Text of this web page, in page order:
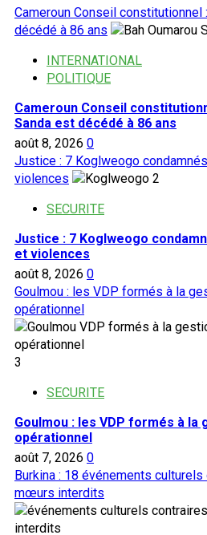
Cameroun Conseil constitutionnel
décédé à 86 ans
INTERNATIONAL
POLITIQUE
Cameroun Conseil
Sanda est décédé à 86 ans
août 8, 2026 0
Justice : 7 Koglweogo
violences
2
SECURITE
Justice : 7 Koglweogo
et violences
août 8, 2026 0
Goulmou : les VDP formés à la
opérationnel
3
SECURITE
Goulmou : les VDP formés à la
opérationnel
août 7, 2026 0
Burkina : 18 événements
mœurs interdits